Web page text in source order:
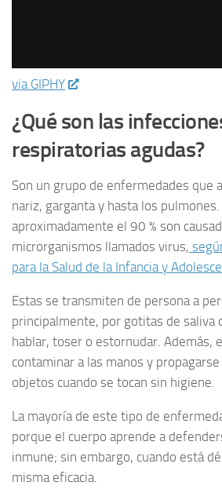
via GIPHY
¿Qué son las
respiratorias agudas?
Son un grupo de enfermedades que
nariz, garganta y hasta los pulmones.
aproximadamente el 90 % son
microrganismos llamados virus,
para la Salud de la Infancia y
Estas se transmiten de persona a
principalmente, por gotitas de saliva
hablar, toser o estornudar. Además,
contaminar a las manos y
objetos cuando se tocan sin higiene.
La mayoría de este tipo de
porque el cuerpo aprende a
inmune; sin embargo, cuando está
misma eficacia.